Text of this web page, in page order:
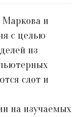
Маркова и
с целью
из
слот и
на изучаемых